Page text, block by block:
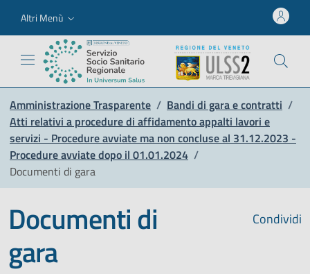
Altri Menù
Amministrazione Trasparente / Bandi di gara e contratti /
Atti relativi a procedure di affidamento appalti lavori e
servizi - Procedure avviate ma non concluse al 31.12.2023 -
Procedure avviate dopo il 01.01.2024 /
Documenti di gara
Condividi
Documenti di
gara